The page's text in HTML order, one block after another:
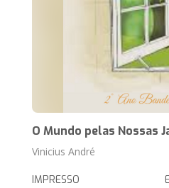
O Mundo pelas Nossas
Vinicius André
IMPRESSO